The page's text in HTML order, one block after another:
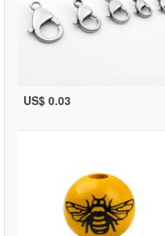
US$ 0.03